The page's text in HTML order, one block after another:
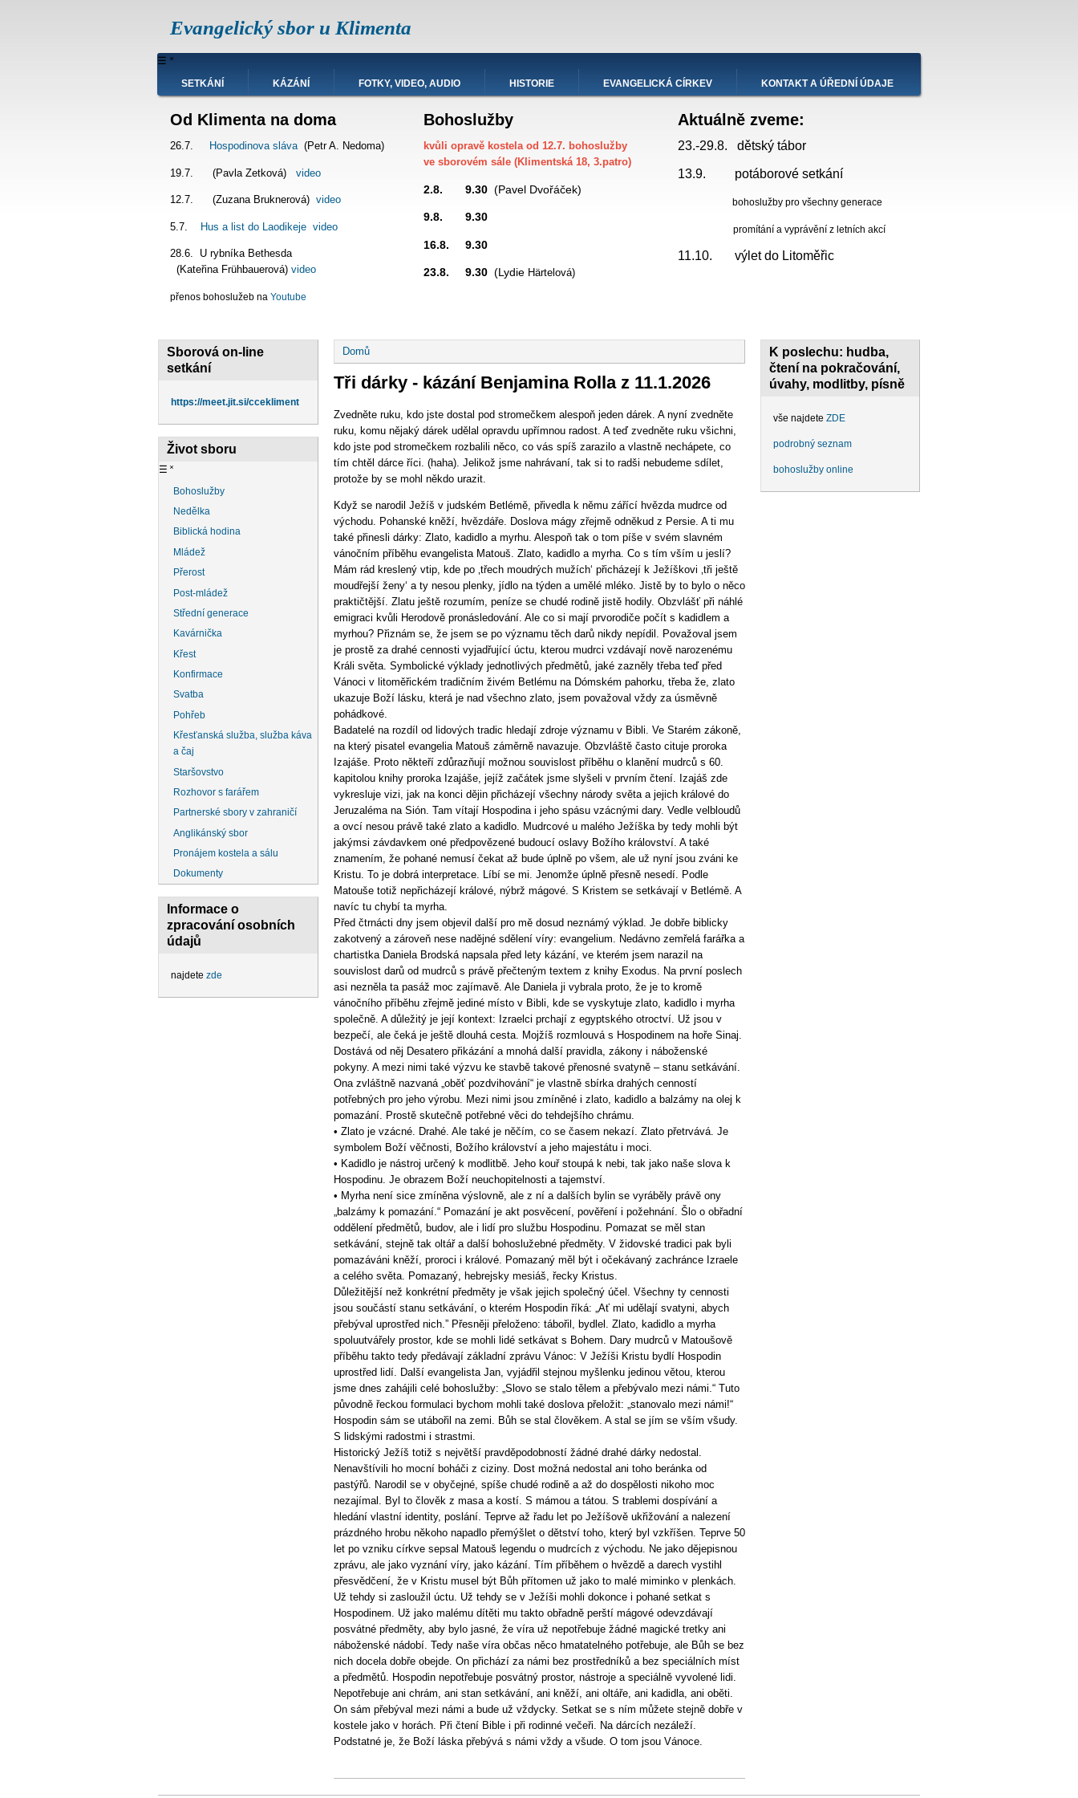
Evangelický sbor u Klimenta
Hlavní
navigace
☰ ˟
SETKÁNÍ KÁZÁNÍ FOTKY, VIDEO, AUDIO HISTORIE EVANGELICKÁ CÍRKEV KONTAKT A ÚŘEDNÍ ÚDAJE
Od Klimenta na doma
26.7. Hospodinova sláva(Petr A. Nedoma)
19.7. (Pavla Zetková) video
12.7. (Zuzana Bruknerová) video
5.7. Hus a list do Laodikeje video
28.6. U rybníka Bethesda
(Kateřina Frühbauerová) video
přenos bohoslužeb na Youtube
Bohoslužby
kvůli opravě kostela od 12.7. bohoslužby
ve sborovém sále (Klimentská 18, 3.patro)
2.8. 9.30 (Pavel Dvořáček)
9.8. 9.30
16.8. 9.30
23.8. 9.30(Lydie Härtelová)
Aktuálně zveme:
23.-29.8. dětský tábor
13.9. potáborové setkání
bohoslužby pro všechny generace
promítání a vyprávění z letních akcí
11.10. výlet do Litoměřic
Drobečková
navigace
Domů
Tři dárky - kázání Benjamina Rolla z 11.1.2026
Zvedněte ruku, kdo jste dostal pod stromečkem alespoň jeden dárek. A nyní zvedněte
ruku, komu nějaký dárek udělal opravdu upřímnou radost. A teď zvedněte ruku všichni,
kdo jste pod stromečkem rozbalili něco, co vás spíš zarazilo a vlastně nechápete, co
tím chtěl dárce říci. (haha). Jelikož jsme nahrávaní, tak si to radši nebudeme sdílet,
protože by se mohl někdo urazit.
Když se narodil Ježíš v judském Betlémě, přivedla k němu zářící hvězda mudrce od
východu. Pohanské kněží, hvězdáře. Doslova mágy zřejmě odněkud z Persie. A ti mu
také přinesli dárky: Zlato, kadidlo a myrhu. Alespoň tak o tom píše v svém slavném
vánočním příběhu evangelista Matouš. Zlato, kadidlo a myrha. Co s tím vším u jeslí?
Mám rád kreslený vtip, kde po ‚třech moudrých mužích‘ přicházejí k Ježíškovi ‚tři ještě
moudřejší ženy‘ a ty nesou plenky, jídlo na týden a umělé mléko. Jistě by to bylo o něco
praktičtější. Zlatu ještě rozumím, peníze se chudé rodině jistě hodily. Obzvlášť při náhlé
emigraci kvůli Herodově pronásledování. Ale co si mají prvorodiče počít s kadidlem a
myrhou? Přiznám se, že jsem se po významu těch darů nikdy nepídil. Považoval jsem
je prostě za drahé cennosti vyjadřující úctu, kterou mudrci vzdávají nově narozenému
Králi světa. Symbolické výklady jednotlivých předmětů, jaké zazněly třeba teď před
Vánoci v litoměřickém tradičním živém Betlému na Dómském pahorku, třeba že, zlato
ukazuje Boží lásku, která je nad všechno zlato, jsem považoval vždy za úsměvně
pohádkové.
Badatelé na rozdíl od lidových tradic hledají zdroje významu v Bibli. Ve Starém zákoně,
na který pisatel evangelia Matouš záměrně navazuje. Obzvláště často cituje proroka
Izajáše. Proto někteří zdůrazňují možnou souvislost příběhu o klanění mudrců s 60.
kapitolou knihy proroka Izajáše, jejíž začátek jsme slyšeli v prvním čtení. Izajáš zde
vykresluje vizi, jak na konci dějin přicházejí všechny národy světa a jejich králové do
Jeruzaléma na Sión. Tam vítají Hospodina i jeho spásu vzácnými dary. Vedle velbloudů
a ovcí nesou právě také zlato a kadidlo. Mudrcové u malého Ježíška by tedy mohli být
jakýmsi závdavkem oné předpovězené budoucí oslavy Božího království. A také
znamením, že pohané nemusí čekat až bude úplně po všem, ale už nyní jsou zváni ke
Kristu. To je dobrá interpretace. Líbí se mi. Jenomže úplně přesně nesedí. Podle
Matouše totiž nepřicházejí králové, nýbrž mágové. S Kristem se setkávají v Betlémě. A
navíc tu chybí ta myrha.
Před čtrnácti dny jsem objevil další pro mě dosud neznámý výklad. Je dobře biblicky
zakotvený a zároveň nese nadějné sdělení víry: evangelium. Nedávno zemřelá farářka a
chartistka Daniela Brodská napsala před lety kázání, ve kterém jsem narazil na
souvislost darů od mudrců s právě přečteným textem z knihy Exodus. Na první poslech
asi nezněla ta pasáž moc zajímavě. Ale Daniela ji vybrala proto, že je to kromě
vánočního příběhu zřejmě jediné místo v Bibli, kde se vyskytuje zlato, kadidlo i myrha
společně. A důležitý je její kontext: Izraelci prchají z egyptského otroctví. Už jsou v
bezpečí, ale čeká je ještě dlouhá cesta. Mojžíš rozmlouvá s Hospodinem na hoře Sinaj.
Dostává od něj Desatero přikázání a mnohá další pravidla, zákony i náboženské
pokyny. A mezi nimi také výzvu ke stavbě takové přenosné svatyně – stanu setkávání.
Ona zvláštně nazvaná „oběť pozdvihování“ je vlastně sbírka drahých cenností
potřebných pro jeho výrobu. Mezi nimi jsou zmíněné i zlato, kadidlo a balzámy na olej k
pomazání. Prostě skutečně potřebné věci do tehdejšího chrámu.
• Zlato je vzácné. Drahé. Ale také je něčím, co se časem nekazí. Zlato přetrvává. Je
symbolem Boží věčnosti, Božího království a jeho majestátu i moci.
• Kadidlo je nástroj určený k modlitbě. Jeho kouř stoupá k nebi, tak jako naše slova k
Hospodinu. Je obrazem Boží neuchopitelnosti a tajemství.
• Myrha není sice zmíněna výslovně, ale z ní a dalších bylin se vyráběly právě ony
„balzámy k pomazání.“ Pomazání je akt posvěcení, pověření i požehnání. Šlo o obřadní
oddělení předmětů, budov, ale i lidí pro službu Hospodinu. Pomazat se měl stan
setkávání, stejně tak oltář a další bohoslužebné předměty. V židovské tradici pak byli
pomazáváni kněží, proroci i králové. Pomazaný měl být i očekávaný zachránce Izraele
a celého světa. Pomazaný, hebrejsky mesiáš, řecky Kristus.
Důležitější než konkrétní předměty je však jejich společný účel. Všechny ty cennosti
jsou součástí stanu setkávání, o kterém Hospodin říká: „Ať mi udělají svatyni, abych
přebýval uprostřed nich.” Přesněji přeloženo: tábořil, bydlel. Zlato, kadidlo a myrha
spoluutvářely prostor, kde se mohli lidé setkávat s Bohem. Dary mudrců v Matoušově
příběhu takto tedy předávají základní zprávu Vánoc: V Ježíši Kristu bydlí Hospodin
uprostřed lidí. Další evangelista Jan, vyjádřil stejnou myšlenku jedinou větou, kterou
jsme dnes zahájili celé bohoslužby: „Slovo se stalo tělem a přebývalo mezi námi.“ Tuto
původně řeckou formulaci bychom mohli také doslova přeložit: „stanovalo mezi námi!“
Hospodin sám se utábořil na zemi. Bůh se stal člověkem. A stal se jím se vším všudy.
S lidskými radostmi i strastmi.
Historický Ježíš totiž s největší pravděpodobností žádné drahé dárky nedostal.
Nenavštívili ho mocní boháči z ciziny. Dost možná nedostal ani toho beránka od
pastýřů. Narodil se v obyčejné, spíše chudé rodině a až do dospělosti nikoho moc
nezajímal. Byl to člověk z masa a kostí. S mámou a tátou. S trablemi dospívání a
hledání vlastní identity, poslání. Teprve až řadu let po Ježíšově ukřižování a nalezení
prázdného hrobu někoho napadlo přemýšlet o dětství toho, který byl vzkříšen. Teprve 50
let po vzniku církve sepsal Matouš legendu o mudrcích z východu. Ne jako dějepisnou
zprávu, ale jako vyznání víry, jako kázání. Tím příběhem o hvězdě a darech vystihl
přesvědčení, že v Kristu musel být Bůh přítomen už jako to malé miminko v plenkách.
Už tehdy si zasloužil úctu. Už tehdy se v Ježíši mohli dokonce i pohané setkat s
Hospodinem. Už jako malému dítěti mu takto obřadně perští mágové odevzdávají
posvátné předměty, aby bylo jasné, že víra už nepotřebuje žádné magické tretky ani
náboženské nádobí. Tedy naše víra občas něco hmatatelného potřebuje, ale Bůh se bez
nich docela dobře obejde. On přichází za námi bez prostředníků a bez speciálních míst
a předmětů. Hospodin nepotřebuje posvátný prostor, nástroje a speciálně vyvolené lidi.
Nepotřebuje ani chrám, ani stan setkávání, ani kněží, ani oltáře, ani kadidla, ani oběti.
On sám přebýval mezi námi a bude už vždycky. Setkat se s ním můžete stejně dobře v
kostele jako v horách. Při čtení Bible i při rodinné večeři. Na dárcích nezáleží.
Podstatné je, že Boží láska přebývá s námi vždy a všude. O tom jsou Vánoce.
Sborová on-line
setkání
https://meet.jit.si/ccekliment
Život sboru
☰ ˟
Bohoslužby
Nedělka
Biblická hodina
Mládež
Přerost
Post-mládež
Střední generace
Kavárnička
Křest
Konfirmace
Svatba
Pohřeb
Křesťanská služba, služba káva
a čaj
Staršovstvo
Rozhovor s farářem
Partnerské sbory v zahraničí
Anglikánský sbor
Pronájem kostela a sálu
Dokumenty
Informace o
zpracování osobních
údajů
najdete zde
K poslechu: hudba,
čtení na pokračování,
úvahy, modlitby, písně
vše najdete ZDE
podrobný seznam
bohoslužby online